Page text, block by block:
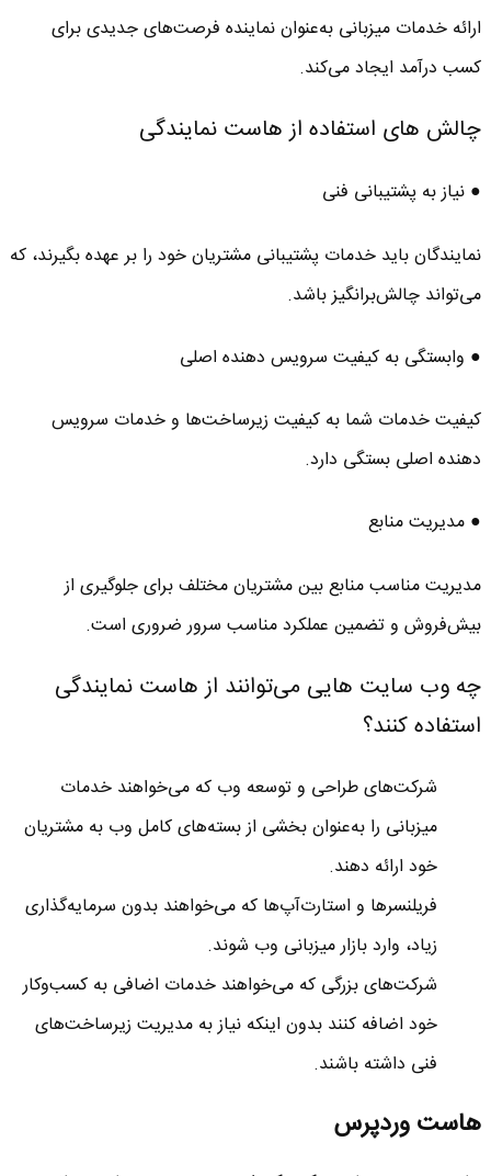
ارائه خدمات میزبانی به‌عنوان نماینده فرصت‌های جدیدی برای
کسب درآمد ایجاد می‌کند.
چالش های استفاده از هاست نمایندگی
● نیاز به پشتیبانی فنی
نمایندگان باید خدمات پشتیبانی مشتریان خود را بر عهده بگیرند، که
می‌تواند چالش‌برانگیز باشد.
● وابستگی به کیفیت سرویس دهنده اصلی
کیفیت خدمات شما به کیفیت زیرساخت‌ها و خدمات سرویس
دهنده اصلی بستگی دارد.
● مدیریت منابع
مدیریت مناسب منابع بین مشتریان مختلف برای جلوگیری از
بیش‌فروش و تضمین عملکرد مناسب سرور ضروری است.
چه وب سایت هایی می‌توانند از هاست نمایندگی
استفاده کنند؟
شرکت‌های طراحی و توسعه وب که می‌خواهند خدمات
میزبانی را به‌عنوان بخشی از بسته‌های کامل وب به مشتریان
خود ارائه دهند.
فریلنسرها و استارت‌آپ‌ها که می‌خواهند بدون سرمایه‌گذاری
زیاد، وارد بازار میزبانی وب شوند.
شرکت‌های بزرگی که می‌خواهند خدمات اضافی به کسب‌وکار
خود اضافه کنند بدون اینکه نیاز به مدیریت زیرساخت‌های
فنی داشته باشند.
هاست وردپرس